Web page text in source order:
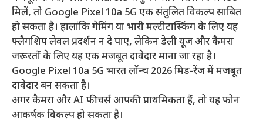
मिलें, तो Google Pixel 10a 5G एक संतुलित विकल्प साबित
हो सकता है। हालांकि गेमिंग या भारी मल्टीटास्किंग के लिए यह
फ्लैगशिप लेवल प्रदर्शन न दे पाए, लेकिन डेली यूज और कैमरा
जरूरतों के लिए यह एक मजबूत दावेदार माना जा रहा है।
Google Pixel 10a 5G भारत लॉन्च 2026 मिड-रेंज में मजबूत
दावेदार बन सकता है।
अगर कैमरा और AI फीचर्स आपकी प्राथमिकता हैं, तो यह फोन
आकर्षक विकल्प हो सकता है।